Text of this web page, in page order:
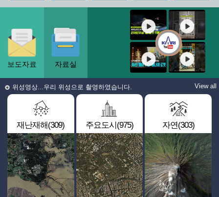
보도자료 자료실
위성영상...우리 위성으로 촬영하였습니다. View all
재난재해(309) 주요도시(975) 자연(303)